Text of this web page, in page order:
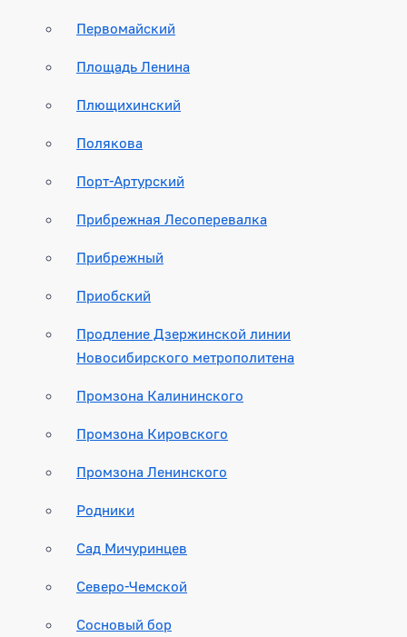
Первомайский
Площадь Ленина
Плющихинский
Полякова
Порт-Артурский
Прибрежная Лесоперевалка
Прибрежный
Приобский
Продление Дзержинской линии
Новосибирского метрополитена
Промзона Калининского
Промзона Кировского
Промзона Ленинского
Родники
Сад Мичуринцев
Северо-Чемской
Сосновый бор